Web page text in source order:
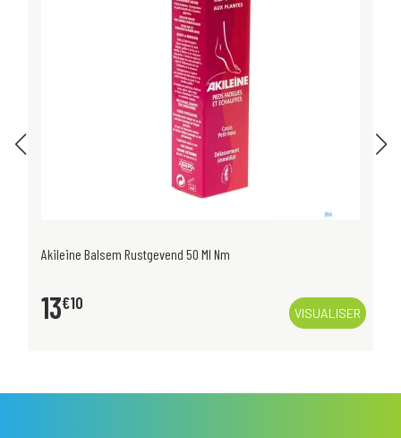
Akileine Balsem Rustgevend 50 Ml Nm
13€10
VISUALISER